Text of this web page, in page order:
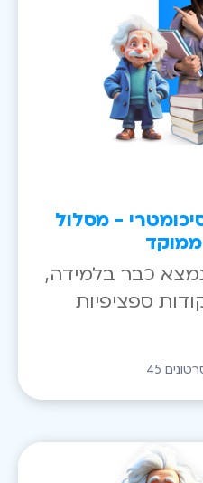
- מסלול
כבר בלמידה,
ספציפיות
סרטונים